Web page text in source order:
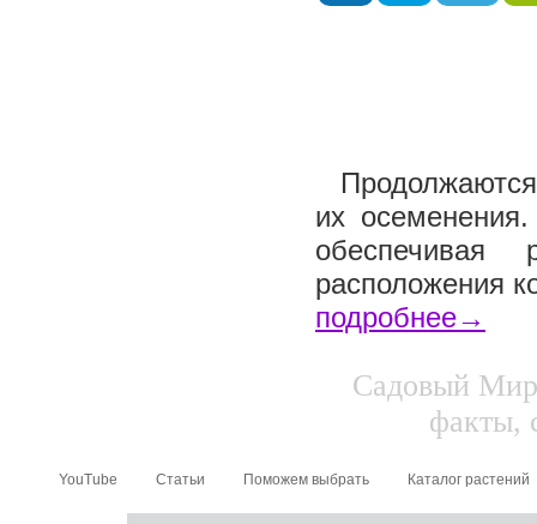
их
обеспечивая
расположения
подробнее→
Садовый
факты,
YouTube Статьи Поможем выбрать Каталог растений